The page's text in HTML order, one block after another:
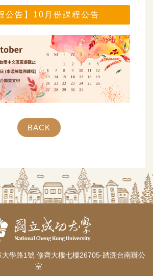
公告】10月份課程公告
BACK
學路1號 修齊大樓七樓26705-踏溯台南辦公
室